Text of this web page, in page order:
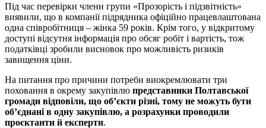
Під час перевірки члени групи «Прозорість і підзвітність»
виявили, що в компанії підрядника офіційно працевлаштована
одна співробітниця – жінка 59 років. Крім того, у відкритому
доступі відсутня інформація про обсяг робіт і вартість, тож
податківці зробили висновок про можливість ризиків
завищення ціни.
На питання про причини потреби виокремлювати три
поховання в окрему закупівлю представники Полтавської
громади відповіли, що об’єкти різні, тому не можуть бути
об’єднані в одну закупівлю, а розрахунки проводили
проєктанти й експерти.